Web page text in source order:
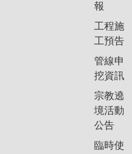
報
工程施
工預告
管線申
挖資訊
宗教遶
境活動
公告
臨時使